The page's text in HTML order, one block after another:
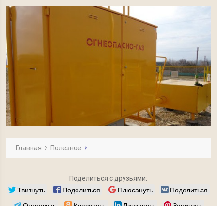
Главная Полезное
Поделиться с друзьями:
Твитнуть Поделиться Плюсануть
Поделиться